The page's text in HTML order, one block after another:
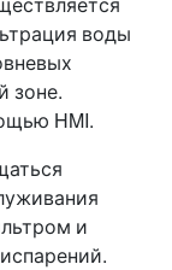
воды
зоне.
HMI.
и